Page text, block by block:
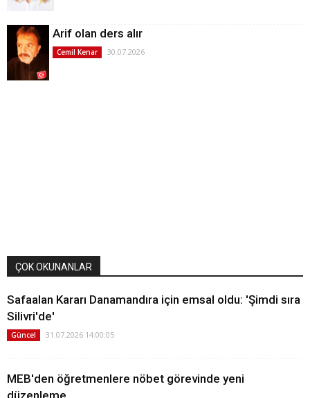
Arif olan ders alır
Cemil Kenar 30.07.2026
ÇOK OKUNANLAR
Safaalan Kararı Danamandıra için emsal oldu: 'Şimdi sıra
Silivri'de'
Güncel 31.07.2026 14:00:05
MEB'den öğretmenlere nöbet görevinde yeni
düzenleme